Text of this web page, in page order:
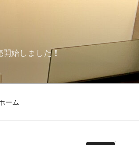
始しました！
ーム